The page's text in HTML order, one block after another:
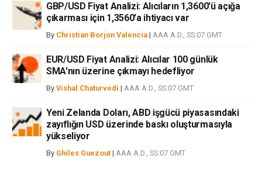
GBP/USD Fiyat Analizi: Alıcıların 1,3600'ü açığa
çıkarması için 1,3560'a ihtiyacı var
By Christian Borjon Valencia | AAA A.D., SS:07 GMT
EUR/USD Fiyat Analizi: Alıcılar 100 günlük
SMA'nın üzerine çıkmayı hedefliyor
By Vishal Chaturvedi | AAA A.D., SS:07 GMT
Yeni Zelanda Doları, ABD işgücü piyasasındaki
zayıflığın USD üzerinde baskı oluşturmasıyla
yükseliyor
By Ghiles Guezout | AAA A.D., SS:07 GMT